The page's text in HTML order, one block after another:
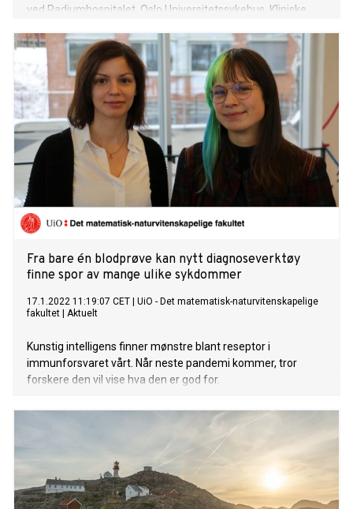
ved Radiumhospitalet, Oslo Universitetssykehus. Kliniske
gründer og administrerende direktør i CellPoint.
Fra bare én blodprøve kan nytt diagnoseverktøy
finne spor av mange ulike sykdommer
17.1.2022 11:19:07 CET
UiO - Det matematisk-naturvitenskapelige
fakultet
Aktuelt
Kunstig intelligens finner mønstre blant reseptor i
immunforsvaret vårt. Når neste pandemi kommer, tror
forskere den vil vise hva den er god for.